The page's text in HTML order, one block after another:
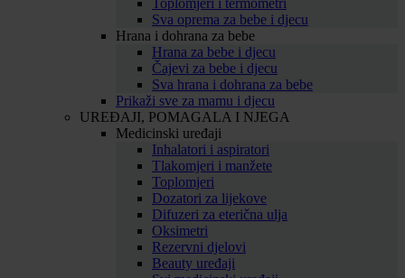
Toplomjeri i termometri
Sva oprema za bebe i djecu
Hrana i dohrana za bebe
Hrana za bebe i djecu
Čajevi za bebe i djecu
Sva hrana i dohrana za bebe
Prikaži sve za mamu i djecu
UREĐAJI, POMAGALA I NJEGA
Medicinski uređaji
Inhalatori i aspiratori
Tlakomjeri i manžete
Toplomjeri
Dozatori za lijekove
Difuzeri za eterična ulja
Oksimetri
Rezervni djelovi
Beauty uređaji